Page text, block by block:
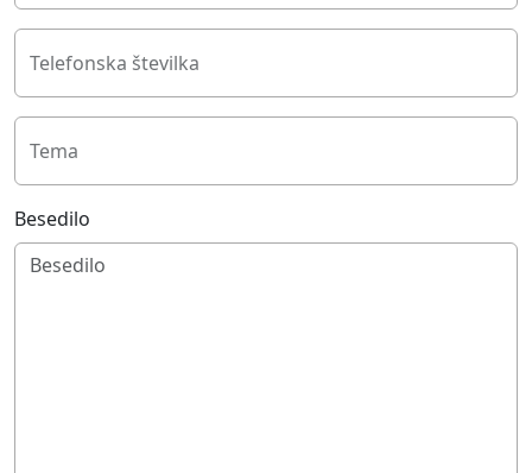
Telefonska številka
Tema
Besedilo